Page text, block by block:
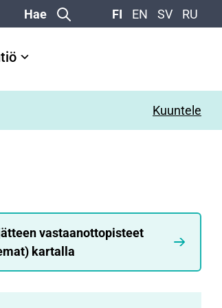
Hae FI EN SV RU
Kuuntele
vastaanottopisteet
kartalla